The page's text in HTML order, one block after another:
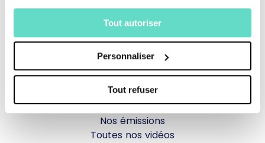
Tout autoriser
Personnaliser
Tout refuser
La messe
Magazine Le Jour du Seigneur
Documentaires
Parole Inattendue
Tous Frères
Générations Laudato Si’
Agenda Culturel
JDS.tv
Nos émissions
Toutes nos vidéos